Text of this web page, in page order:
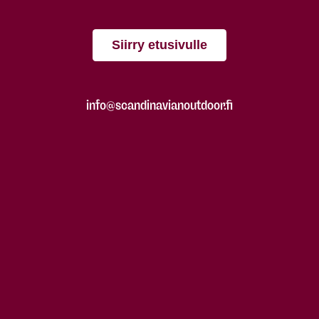
Siirry etusivulle
info@scandinavianoutdoor.fi